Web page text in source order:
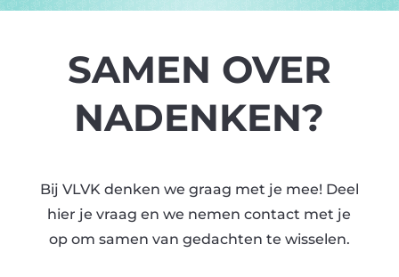
SAMEN OVER
NADENKEN?
Bij VLVK denken we graag met je mee! Deel
hier je vraag en we nemen contact met je
op om samen van gedachten te wisselen.